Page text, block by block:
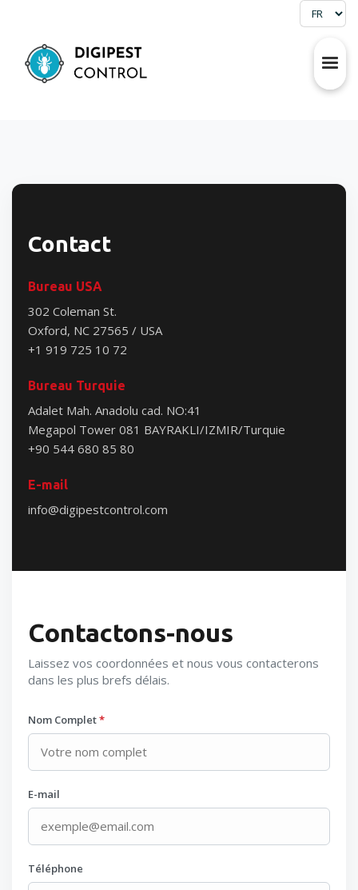
Contact
Bureau USA
302 Coleman St.
Oxford, NC 27565 / USA
+1 919 725 10 72
Bureau Turquie
Adalet Mah. Anadolu cad. NO:41
Megapol Tower 081 BAYRAKLI/IZMIR/Turquie
+90 544 680 85 80
E-mail
info@digipestcontrol.com
Contactons-nous
Laissez vos coordonnées et nous vous contacterons
dans les plus brefs délais.
Nom Complet*
E-mail
Téléphone